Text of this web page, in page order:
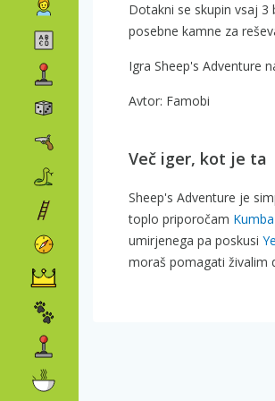
Dotakni se skupin vsaj
posebne kamne za
Igra Sheep's Adventure
Avtor: Famobi
Več iger, kot je ta
Sheep's Adventure je
toplo priporočam
umirjenega pa poskusi
moraš pomagati živalim